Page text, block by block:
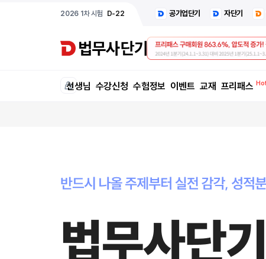
2026 1차 시험 D-22 공기업단기 자단기
선생님 수강신청 수험정보 이벤트 교재 프리패스